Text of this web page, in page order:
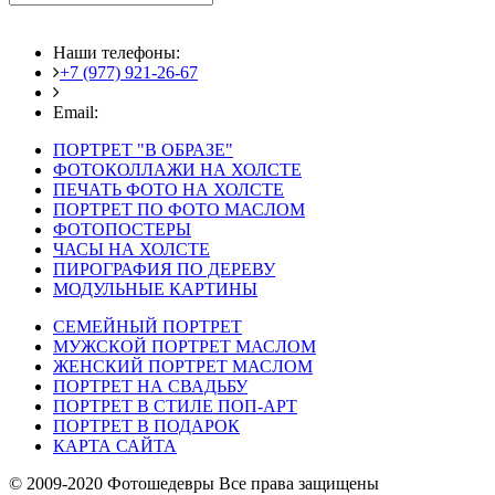
Наши телефоны:
+7 (977) 921-26-67
Email:
ПОРТРЕТ "В ОБРАЗЕ"
ФОТОКОЛЛАЖИ НА ХОЛСТЕ
ПЕЧАТЬ ФОТО НА ХОЛСТЕ
ПОРТРЕТ ПО ФОТО МАСЛОМ
ФОТОПОСТЕРЫ
ЧАСЫ НА ХОЛСТЕ
ПИРОГРАФИЯ ПО ДЕРЕВУ
МОДУЛЬНЫЕ КАРТИНЫ
СЕМЕЙНЫЙ ПОРТРЕТ
МУЖСКОЙ ПОРТРЕТ МАСЛОМ
ЖЕНСКИЙ ПОРТРЕТ МАСЛОМ
ПОРТРЕТ НА СВАДЬБУ
ПОРТРЕТ В СТИЛЕ ПОП-АРТ
ПОРТРЕТ В ПОДАРОК
КАРТА САЙТА
© 2009-2020 Фотошедевры Все права защищены